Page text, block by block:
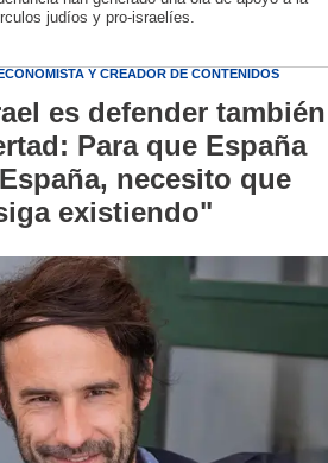
judíos y pro-israelíes.
Y CREADOR DE CONTENIDOS
es defender también
Para que España
necesito que
existiendo"